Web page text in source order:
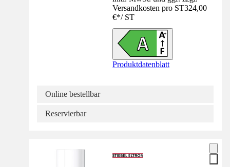
Versandkosten pro ST324,00
€*/ ST
Produktdatenblatt
Online bestellbar
Reservierbar